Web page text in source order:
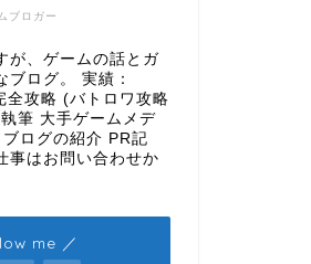
ブロガー
が、ゲームの話とガ
ブログ。 実績：
全攻略 (バトロワ攻略
筆 大手ゲームメデ
ログの紹介 PR記
事はお問い合わせか
me ／